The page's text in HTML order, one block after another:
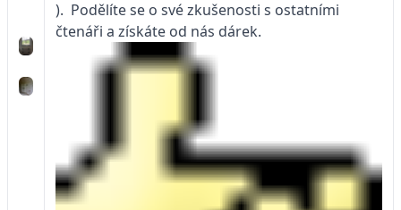
). Podělíte se o své zkušenosti s ostatními
čtenáři a získáte od nás dárek.